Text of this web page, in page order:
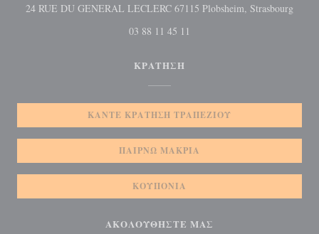
24 RUE DU GENERAL LECLERC 67115 Plobsheim, Strasbourg
03 88 11 45 11
ΚΡΆΤΗΣΗ
ΚΆΝΤΕ ΚΡΆΤΗΣΗ ΤΡΑΠΕΖΙΟΎ
ΠΑΊΡΝΩ ΜΑΚΡΙΆ
ΚΟΥΠΌΝΙΑ
ΑΚΟΛΟΥΘΉΣΤΕ ΜΑΣ